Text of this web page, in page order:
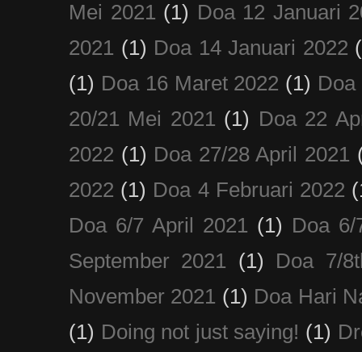
Mei 2021 (1) Doa 12 Januari
2021 (1) Doa 14 Januari 2022
(1) Doa 16 Maret 2022 (1) Doa
20/21 Mei 2021 (1) Doa 22
2022 (1) Doa 27/28 April 2021
2022 (1) Doa 4 Februari 2022
Doa 6/7 April 2021 (1) Doa
September 2021
(1)
Doa 7/
November 2021 (1) Doa Hari
(1) Doing not just saying! (1)